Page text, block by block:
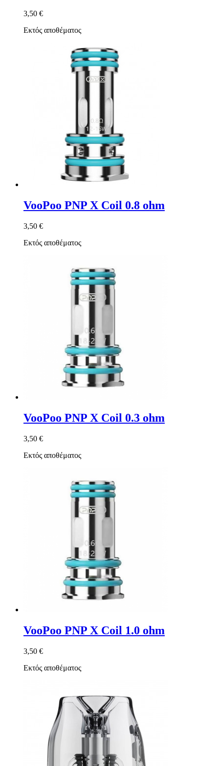
3,50 €
Εκτός αποθέματος
VooPoo PNP X Coil 0.8 ohm
3,50 €
Εκτός αποθέματος
VooPoo PNP X Coil 0.3 ohm
3,50 €
Εκτός αποθέματος
VooPoo PNP X Coil 1.0 ohm
3,50 €
Εκτός αποθέματος